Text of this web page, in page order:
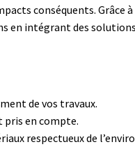
conséquents. Grâce
en intégrant des
de vos travaux.
pris en compte.
respectueux de